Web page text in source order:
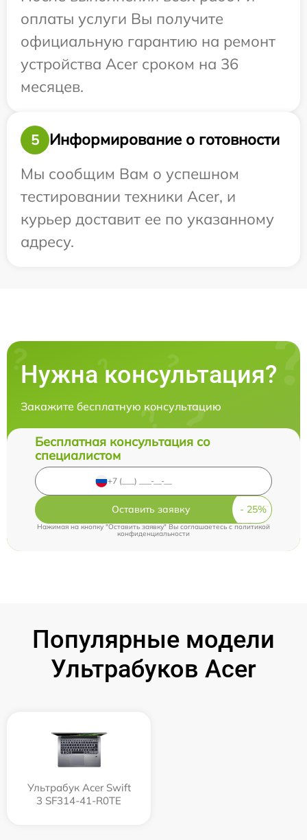
оплаты услуги Вы получите
официальную гарантию на ремонт
устройства Acer сроком на 36
месяцев.
5
Информирование о готовности
Мы сообщим Вам о успешном
тестировании техники Acer, и
курьер доставит ее по указанному
адресу.
Нужна консультация?
Закажите бесплатную консультацию
Бесплатная консультация со
специалистом
Оставить заявку
Нажимая на кнопку "Оставить заявку" Вы соглашаетесь cполитикой
конфиденциальности
Популярные модели
Ультрабуков Acer
Ультрабук Acer Swift
3 SF314-41-R0TE